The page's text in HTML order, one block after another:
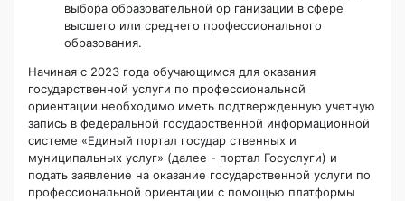
выбора образовательной ор­ ганизации в сфере
высшего или среднего профессионального
образования.
Начиная с 2023 года обучающимся для оказания
государственной услуги по профессиональной
ориентации необходимо иметь подтвержденную учетную
запись в федеральной государственной информационной
системе «Единый портал государ­ ственных и
муниципальных услуг» (далее - портал Госуслуги) и
подать заявление на оказание государственной услуги по
профессиональной ориентации с помощью платформы